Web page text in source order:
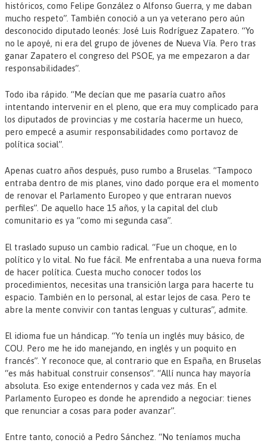
históricos, como Felipe González o Alfonso Guerra, y me daban
mucho respeto”. También conoció a un ya veterano pero aún
desconocido diputado leonés: José Luis Rodríguez Zapatero. “Yo
no le apoyé, ni era del grupo de jóvenes de Nueva Vía. Pero tras
ganar Zapatero el congreso del PSOE, ya me empezaron a dar
responsabilidades”.
Todo iba rápido. “Me decían que me pasaría cuatro años
intentando intervenir en el pleno, que era muy complicado para
los diputados de provincias y me costaría hacerme un hueco,
pero empecé a asumir responsabilidades como portavoz de
política social”.
Apenas cuatro años después, puso rumbo a Bruselas. “Tampoco
entraba dentro de mis planes, vino dado porque era el momento
de renovar el Parlamento Europeo y que entraran nuevos
perfiles”. De aquello hace 15 años, y la capital del club
comunitario es ya “como mi segunda casa”.
El traslado supuso un cambio radical. “Fue un choque, en lo
político y lo vital. No fue fácil. Me enfrentaba a una nueva forma
de hacer política. Cuesta mucho conocer todos los
procedimientos, necesitas una transición larga para hacerte tu
espacio. También en lo personal, al estar lejos de casa. Pero te
abre la mente convivir con tantas lenguas y culturas”, admite.
El idioma fue un hándicap. “Yo tenía un inglés muy básico, de
COU. Pero me he ido manejando, en inglés y un poquito en
francés”. Y reconoce que, al contrario que en España, en Bruselas
“es más habitual construir consensos”. “Allí nunca hay mayoría
absoluta. Eso exige entendernos y cada vez más. En el
Parlamento Europeo es donde he aprendido a negociar: tienes
que renunciar a cosas para poder avanzar”.
Entre tanto, conoció a Pedro Sánchez. “No teníamos mucha